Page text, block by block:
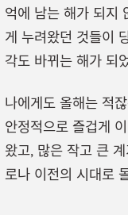
억에 남는 해가 되지
게 누려왔던 것들이
각도 바뀌는 해가 되
나에게도 올해는 적
안정적으로 즐겁게
왔고, 많은 작고 큰
로나 이전의 시대로